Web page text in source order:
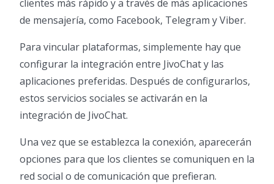
clientes más rápido y a través de más aplicaciones
de mensajería, como Facebook, Telegram y Viber.
Para vincular plataformas, simplemente hay que
configurar la integración entre JivoChat y las
aplicaciones preferidas. Después de configurarlos,
estos servicios sociales se activarán en la
integración de JivoChat.
Una vez que se establezca la conexión, aparecerán
opciones para que los clientes se comuniquen en la
red social o de comunicación que prefieran.